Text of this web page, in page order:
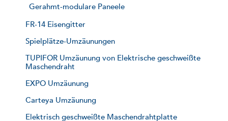
Gerahmt-modulare Paneele
FR-14 Eisengitter
Spielplätze-Umzäunungen
TUPIFOR Umzäunung von Elektrische geschweißte
Maschendraht
EXPO Umzäunung
Carteya Umzäunung
Elektrisch geschweißte Maschendrahtplatte